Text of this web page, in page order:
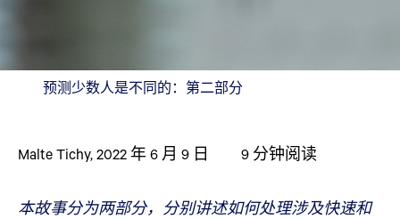
预测少数人是不同的：第二部分
Malte Tichy,2022 年 6 月 9 日 9 分钟阅读
本故事分为两部分，分别讲述如何处理涉及快速和